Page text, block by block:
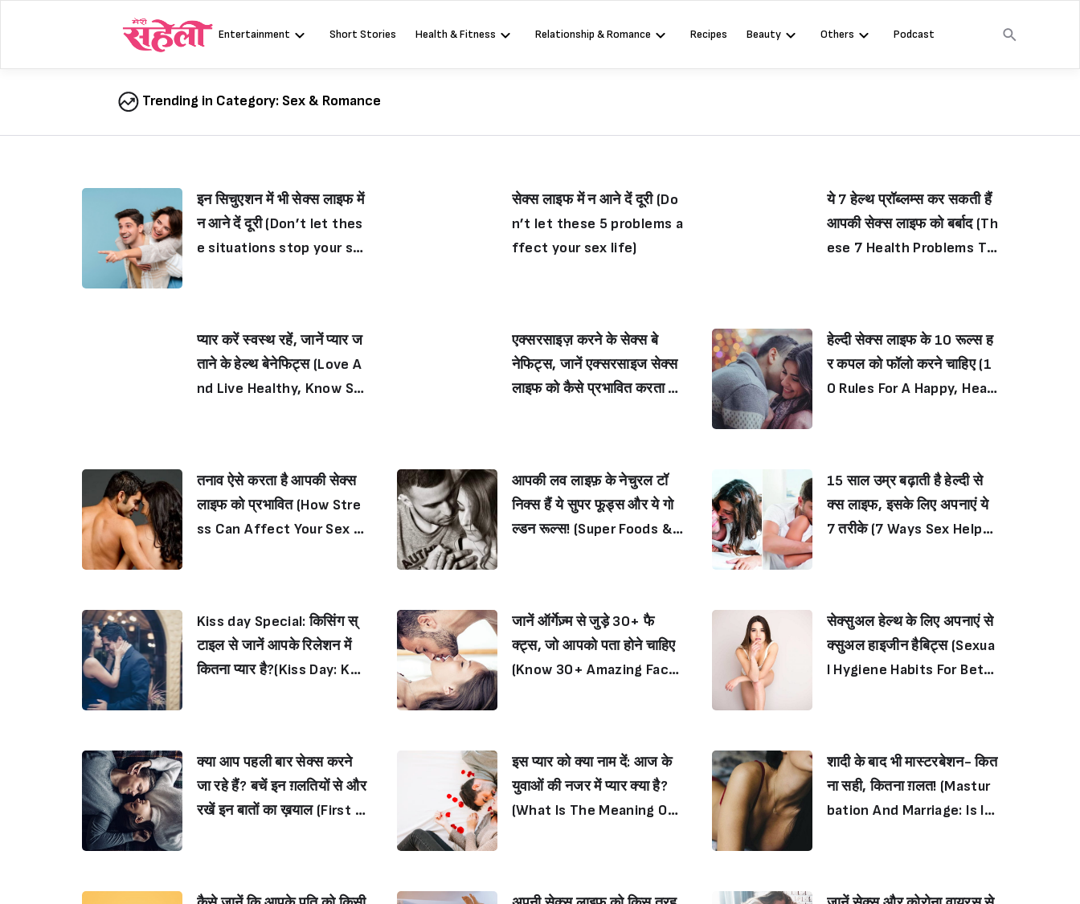
Entertainment Short Stories Health & Fitness Relationship & Romance Recipes Beauty Others Podcast
Trending in Category: Sex & Romance
इन सिचुएशन में भी सेक्स लाइफ में
न आने दें दूरी (Don’t let thes
e situations stop your se
सेक्स लाइफ में न आने दें दूरी (Do
n’t let these 5 problems a
ffect your sex life)
ये 7 हेल्थ प्रॉब्लम्स कर सकती हैं
आपकी सेक्स लाइफ को बर्बाद (Th
ese 7 Health Problems Th
प्यार करें स्वस्थ रहें, जानें प्यार ज
ताने के हेल्थ बेनेफिट्स (Love A
nd Live Healthy, Know Sur
एक्सरसाइज़ करने के सेक्स बे
नेफिट्स, जानें एक्सरसाइज सेक्स
लाइफ को कैसे प्रभावित करता है?
e)
हेल्दी सेक्स लाइफ के 10 रूल्स ह
र कपल को फॉलो करने चाहिए (1
0 Rules For A Happy, Healt
तनाव ऐसे करता है आपकी सेक्स
लाइफ को प्रभावित (How Stre
ss Can Affect Your Sex Li
आपकी लव लाइफ़ के नेचुरल टॉ
निक्स हैं ये सुपर फूड्स और ये गो
ल्डन रूल्स! (Super Foods &
15 साल उम्र बढ़ाती है हेल्दी से
क्स लाइफ, इसके लिए अपनाएं ये
7 तरीके (7 Ways Sex Helps
Kiss day Special: किसिंग स्
टाइल से जानें आपके रिलेशन में
कितना प्यार है?(Kiss Day: Kno
जानें ऑर्गेज़्म से जुड़े 30+ फै
क्ट्स, जो आपको पता होने चाहिए
(Know 30+ Amazing Facts
सेक्सुअल हेल्थ के लिए अपनाएं से
क्सुअल हाइजीन हैबिट्स (Sexua
l Hygiene Habits For Bett
क्या आप पहली बार सेक्स करने
जा रहे हैं? बचें इन ग़लतियों से और
रखें इन बातों का ख़याल (First Ti
इस प्यार को क्या नाम दें: आज के
युवाओं की नजर में प्यार क्या है?
(What Is The Meaning Of
शादी के बाद भी मास्टरबेशन- कित
ना सही, कितना ग़लत! (Mastur
bation And Marriage: Is It